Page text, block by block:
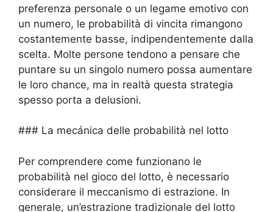
preferenza personale o un legame emotivo con
un numero, le probabilità di vincita rimangono
costantemente basse, indipendentemente dalla
scelta. Molte persone tendono a pensare che
puntare su un singolo numero possa aumentare
le loro chance, ma in realtà questa strategia
spesso porta a delusioni.
### La mecánica delle probabilità nel lotto
Per comprendere come funzionano le
probabilità nel gioco del lotto, è necessario
considerare il meccanismo di estrazione. In
generale, un’estrazione tradizionale del lotto